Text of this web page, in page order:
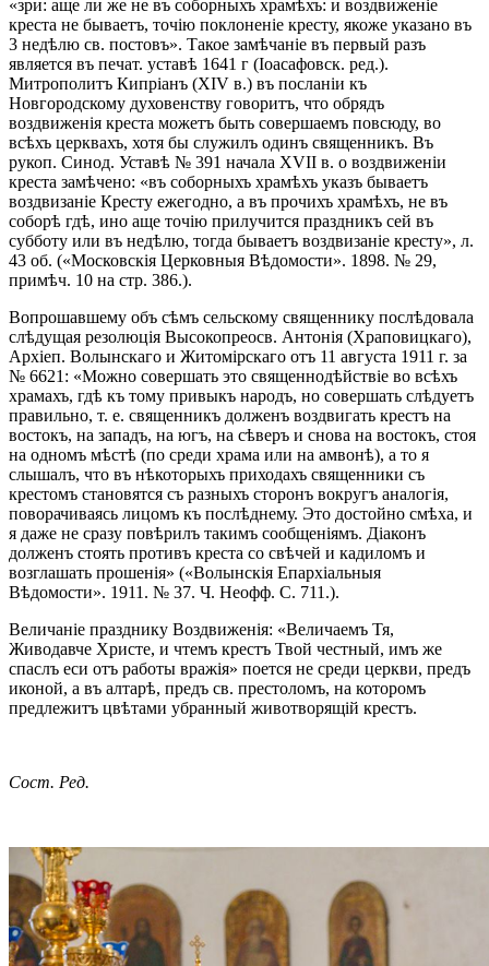
«зри: аще ли же не въ соборныхъ храмѣхъ: и воздвиженіе
креста не бываетъ, точію поклоненіе кресту, якоже указано въ
3 недѣлю св. постовъ». Такое замѣчаніе въ первый разъ
является въ печат. уставѣ 1641 г (Іоасафовск. ред.).
Митрополитъ Кипріанъ (XIV в.) въ посланіи къ
Новгородскому духовенству говоритъ, что обрядъ
воздвиженія креста можетъ быть совершаемъ повсюду, во
всѣхъ церквахъ, хотя бы служилъ одинъ священникъ. Въ
рукоп. Синод. Уставѣ № 391 начала XVII в. о воздвиженіи
креста замѣчено: «въ соборныхъ храмѣхъ указъ бываетъ
воздвизаніе Кресту ежегодно, а въ прочихъ храмѣхъ, не въ
соборѣ гдѣ, ино аще точію прилучится праздникъ сей въ
субботу или въ недѣлю, тогда бываетъ воздвизаніе кресту», л.
43 об. («Московскія Церковныя Вѣдомости». 1898. № 29,
примѣч. 10 на стр. 386.).
Вопрошавшему объ сѣмъ сельскому священнику послѣдовала
слѣдущая резолюція Высокопреосв. Антонія (Храповицкаго),
Архіеп. Волынскаго и Житомірскаго отъ 11 августа 1911 г. за
№ 6621: «Можно совершать это священнодѣйствіе во всѣхъ
храмахъ, гдѣ къ тому привыкъ народъ, но совершать слѣдуетъ
правильно, т. е. священникъ долженъ воздвигать крестъ на
востокъ, на западъ, на югъ, на сѣверъ и снова на востокъ, стоя
на одномъ мѣстѣ (по среди храма или на амвонѣ), а то я
слышалъ, что въ нѣкоторыхъ приходахъ священники съ
крестомъ становятся съ разныхъ сторонъ вокругъ аналогія,
поворачиваясь лицомъ къ послѣднему. Это достойно смѣха, и
я даже не сразу повѣрилъ такимъ сообщеніямъ. Діаконъ
долженъ стоять противъ креста со свѣчей и кадиломъ и
возглашать прошенія» («Волынскія Епархіальныя
Вѣдомости». 1911. № 37. Ч. Неофф. С. 711.).
Величаніе празднику Воздвиженія: «Величаемъ Тя,
Живодавче Христе, и чтемъ крестъ Твой честный, имъ же
спаслъ еси отъ работы вражія» поется не среди церкви, предъ
иконой, а въ алтарѣ, предъ св. престоломъ, на которомъ
предлежитъ цвѣтами убранный животворящій крестъ.
Сост. Ред.